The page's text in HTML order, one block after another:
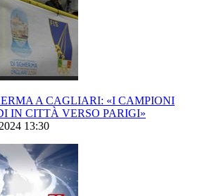
A CAGLIARI: «I CAMPIONI
IN CITTÀ VERSO PARIGI»
13:30